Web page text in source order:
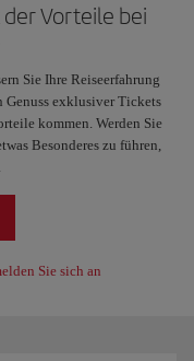
der Vorteile bei
Sie Ihre Reiseerfahrung
Genuss exklusiver Tickets
kommen. Werden Sie
Besonderes zu führen,
Sie sich an